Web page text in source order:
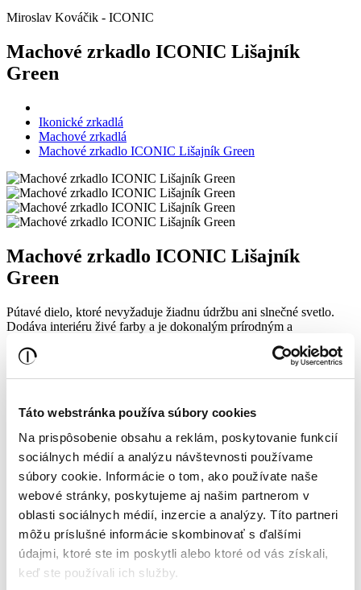
Táto webstránka používa súbory cookies
Na prispôsobenie obsahu a reklám, poskytovanie funkcií
sociálnych médií a analýzu návštevnosti používame
súbory cookie. Informácie o tom, ako používate naše
webové stránky, poskytujeme aj našim partnerom v
oblasti sociálnych médií, inzercie a analýzy. Títo partneri
môžu príslušné informácie skombinovať s ďalšími
údajmi, ktoré ste im poskytli alebo ktoré od vás získali,
keď ste používali ich služby.
Miroslav Kováčik - ICONIC
Machové zrkadlo ICONIC Lišajník
Green
Ikonické zrkadlá
Machové zrkadlá
Machové zrkadlo ICONIC Lišajník Green
Machové zrkadlo ICONIC Lišajník
Green
Pútavé dielo, ktoré nevyžaduje žiadnu údržbu ani slnečné svetlo.
Dodáva interiéru živé farby a je dokonalým prírodným a
Priemer rámu
Farba rámu
Skladom
Do košíka
Popis